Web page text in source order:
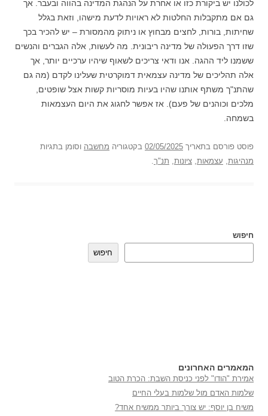
לכולנו יש ביקורת כזו או אחרת על הנהגת המדינה בהווה ובעבר. אך
גם אם מתקבלות החלטות לא ראויות לדעת מישהו, וזאת בגלל
שחיתות, בורות, לחצים מבחוץ או ניתוק מהמסורת – יש להכיר בכך
שזו דרך הפעולה של מדינה ריבונית. מה לעשות, אלה הגברים והנשים
ששמנו ליד ההגה. אנו ודאי צריכים לשאוף שיהיו ערכיים יותר, אך
אלה תהליכים של מדינה עצמאית דמוקרטית שעלינו לקדם (מה גם
שהתנ"ך משתף אותנו שהיו בעיות מוסריות קשות אצל שופטים,
מלכים וכוהנים של פעם). אז אפשר לחגוג את היום העצמאות
בשמחה.
פוסט פורסם בתאריך 02/05/2025 בקטגוריה מחשבה וסומן בתגיות
מנהיגות עצמאות ציונות תנ"ך
חיפוש
חיפוש
המאמרים האחרונים
אמירת "הודו" לפני כניסת השבת: הכרת הטוב
שלמות האדם מול שלמות בעלי החיים
משיח בן יוסף: יש צורך ביותר ממשיח אחד?